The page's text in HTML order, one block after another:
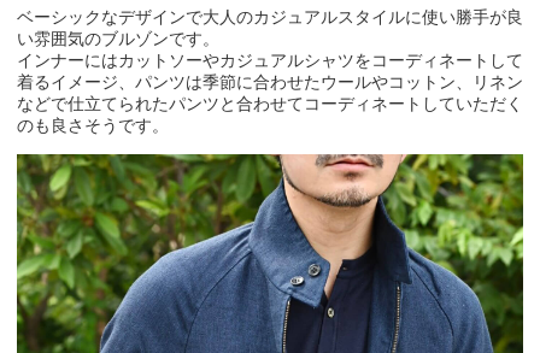
ベーシックなデザインで大人のカジュアルスタイルに使い勝手が良
い雰囲気のブルゾンです。
インナーにはカットソーやカジュアルシャツをコーディネートして
着るイメージ、パンツは季節に合わせたウールやコットン、リネン
などで仕立てられたパンツと合わせてコーディネートしていただく
のも良さそうです。